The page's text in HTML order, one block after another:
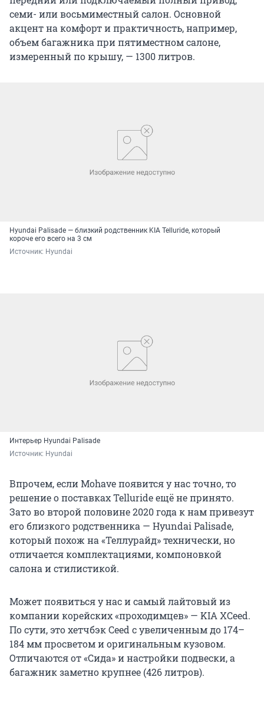
семи- или восьмиместный салон. Основной
акцент на комфорт и практичность, например,
объем багажника при пятиместном салоне,
измеренный по крышу, — 1300 литров.
Hyundai Palisade — близкий родственник KIA Telluride, который
короче его всего на 3 см
Источник: Hyundai
Интерьер Hyundai Palisade
Источник: Hyundai
Впрочем, если Mohave появится у нас точно, то
решение о поставках Telluride ещё не принято.
Зато во второй половине 2020 года к нам привезут
его близкого родственника — Hyundai Palisade,
который похож на «Теллурайд» технически, но
отличается комплектациями, компоновкой
салона и стилистикой.
Может появиться у нас и самый лайтовый из
компании корейских «проходимцев» — KIA XCeed.
По сути, это хетчбэк Ceed с увеличенным до 174–
184 мм просветом и оригинальным кузовом.
Отличаются от «Сида» и настройки подвески, а
багажник заметно крупнее (426 литров).